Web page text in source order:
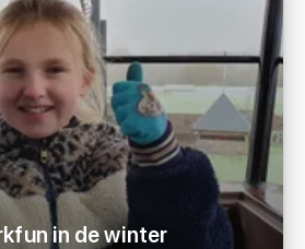
in de winter